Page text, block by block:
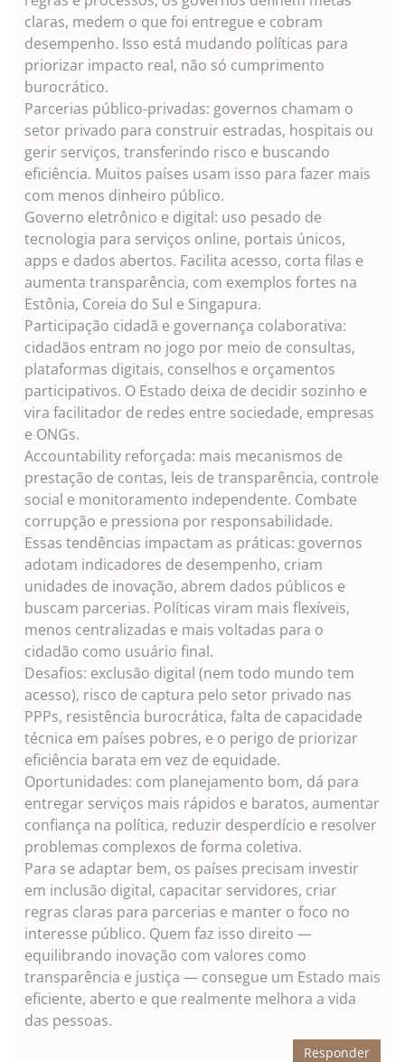
claras, medem o que foi entregue e cobram
desempenho. Isso está mudando políticas para
priorizar impacto real, não só cumprimento
burocrático.
Parcerias público-privadas: governos chamam o
setor privado para construir estradas, hospitais ou
gerir serviços, transferindo risco e buscando
eficiência. Muitos países usam isso para fazer mais
com menos dinheiro público.
Governo eletrônico e digital: uso pesado de
tecnologia para serviços online, portais únicos,
apps e dados abertos. Facilita acesso, corta filas e
aumenta transparência, com exemplos fortes na
Estônia, Coreia do Sul e Singapura.
Participação cidadã e governança colaborativa:
cidadãos entram no jogo por meio de consultas,
plataformas digitais, conselhos e orçamentos
participativos. O Estado deixa de decidir sozinho e
vira facilitador de redes entre sociedade, empresas
e ONGs.
Accountability reforçada: mais mecanismos de
prestação de contas, leis de transparência, controle
social e monitoramento independente. Combate
corrupção e pressiona por responsabilidade.
Essas tendências impactam as práticas: governos
adotam indicadores de desempenho, criam
unidades de inovação, abrem dados públicos e
buscam parcerias. Políticas viram mais flexíveis,
menos centralizadas e mais voltadas para o
cidadão como usuário final.
Desafios: exclusão digital (nem todo mundo tem
acesso), risco de captura pelo setor privado nas
PPPs, resistência burocrática, falta de capacidade
técnica em países pobres, e o perigo de priorizar
eficiência barata em vez de equidade.
Oportunidades: com planejamento bom, dá para
entregar serviços mais rápidos e baratos, aumentar
confiança na política, reduzir desperdício e resolver
problemas complexos de forma coletiva.
Para se adaptar bem, os países precisam investir
em inclusão digital, capacitar servidores, criar
regras claras para parcerias e manter o foco no
interesse público. Quem faz isso direito —
equilibrando inovação com valores como
transparência e justiça — consegue um Estado mais
eficiente, aberto e que realmente melhora a vida
das pessoas.
Responder